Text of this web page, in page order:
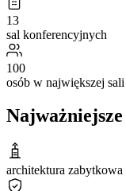
13
sal konferencyjnych
100
osób w największej sali
architektura zabytkowa